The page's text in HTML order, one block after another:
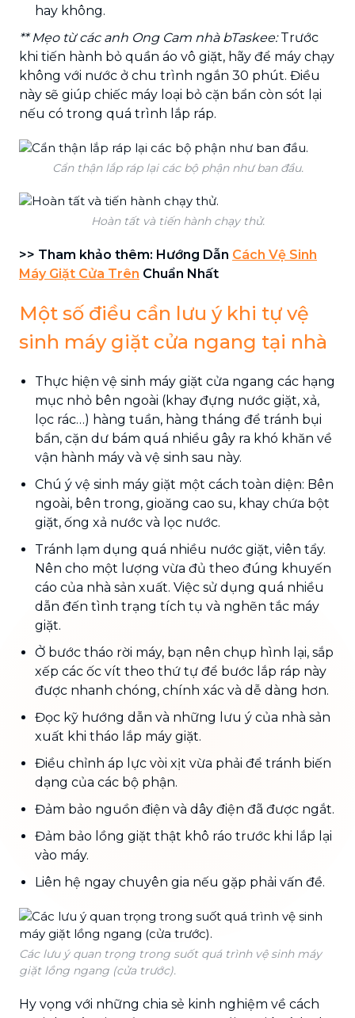
hay không.
** Mẹo từ các anh Ong Cam nhà bTaskee:Trước
khi tiến hành bỏ quần áo vô giặt, hãy để máy chạy
không với nước ở chu trình ngắn 30 phút. Điều
này sẽ giúp chiếc máy loại bỏ cặn bẩn còn sót lại
nếu có trong quá trình lắp ráp.
Cẩn thận lắp ráp lại các bộ phận như ban đầu.
Hoàn tất và tiến hành chạy thử.
>> Tham khảo thêm: Hướng Dẫn Cách Vệ Sinh
Máy Giặt Cửa Trên Chuẩn Nhất
Một số điều cần lưu ý khi tự vệ
sinh máy giặt cửa ngang tại nhà
Thực hiện vệ sinh máy giặt cửa ngang các hạng
mục nhỏ bên ngoài (khay đựng nước giặt, xả,
lọc rác…) hàng tuần, hàng tháng để tránh bụi
bẩn, cặn dư bám quá nhiều gây ra khó khăn về
vận hành máy và vệ sinh sau này.
Chú ý vệ sinh máy giặt một cách toàn diện: Bên
ngoài, bên trong, gioăng cao su, khay chứa bột
giặt, ống xả nước và lọc nước.
Tránh lạm dụng quá nhiều nước giặt, viên tẩy.
Nên cho một lượng vừa đủ theo đúng khuyến
cáo của nhà sản xuất. Việc sử dụng quá nhiều
dẫn đến tình trạng tích tụ và nghẽn tắc máy
giặt.
Ở bước tháo rời máy, bạn nên chụp hình lại, sắp
xếp các ốc vít theo thứ tự để bước lắp ráp này
được nhanh chóng, chính xác và dễ dàng hơn.
Đọc kỹ hướng dẫn và những lưu ý của nhà sản
xuất khi tháo lắp máy giặt.
Điều chỉnh áp lực vòi xịt vừa phải để tránh biến
dạng của các bộ phận.
Đảm bảo nguồn điện và dây điện đã được ngắt.
Đảm bảo lồng giặt thật khô ráo trước khi lắp lại
vào máy.
Liên hệ ngay chuyên gia nếu gặp phải vấn đề.
Các lưu ý quan trọng trong suốt quá trình vệ sinh máy
giặt lồng ngang (cửa trước).
Hy vọng với những chia sẻ kinh nghiệm về cách